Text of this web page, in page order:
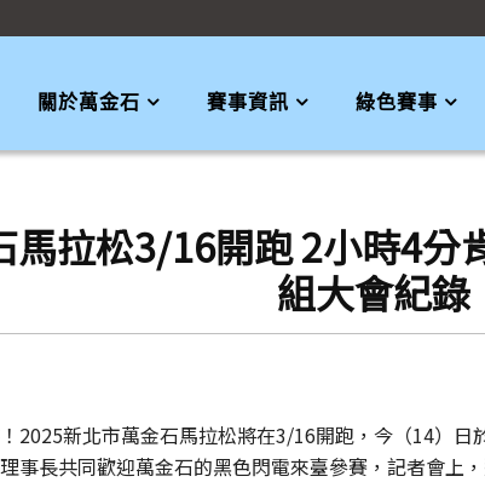
關於萬金石 賽事資訊 綠色賽事
拉松3/16開跑 2小時4分
組大會紀錄
！2025新北市萬金石馬拉松將在3/16開跑，今（14）
事長共同歡迎萬金石的黑色閃電來臺參賽，記者會上